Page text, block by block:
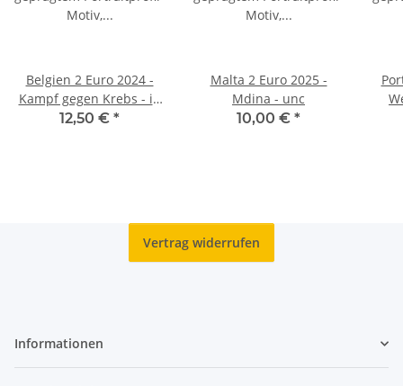
Belgien 2 Euro 2024 -
Kampf gegen Krebs - in
franz. Coincard
12,50 € *
Malta 2 Euro 2025 -
Mdina - unc
10,00 € *
Vertrag widerrufen
Informationen